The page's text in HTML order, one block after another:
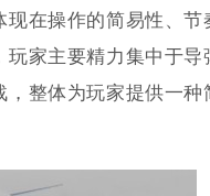
在操作的简易性、节
家主要精力集中于导
整体为玩家提供一种